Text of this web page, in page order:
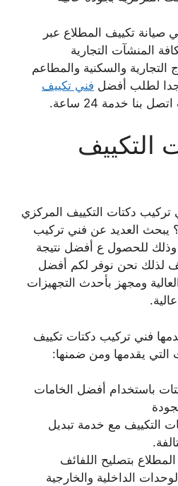
صيانة تكييف المطلاع عبر
المنشآت التجارية
التجارية والسكنية والمطاعم
لطلب أفضل فني تكييف
بنا خدمة 24 ساعة.
التكييف
دكتات التكييف المركزي
يبحث العديد عن فني تركيب
وذلك للحصول ع أفضل نتيجة
لذلك نحن نوفر لكم أفضل
ومجهز بأحدث التجهيزات
فني تركيب دكتات تكييف
التي يقدمها ومن ضمنها:
باستخدام أفضل الخامات
التكييف مع خدمة تبديل
بتصليح اللفائف
الداخلية والخارجية